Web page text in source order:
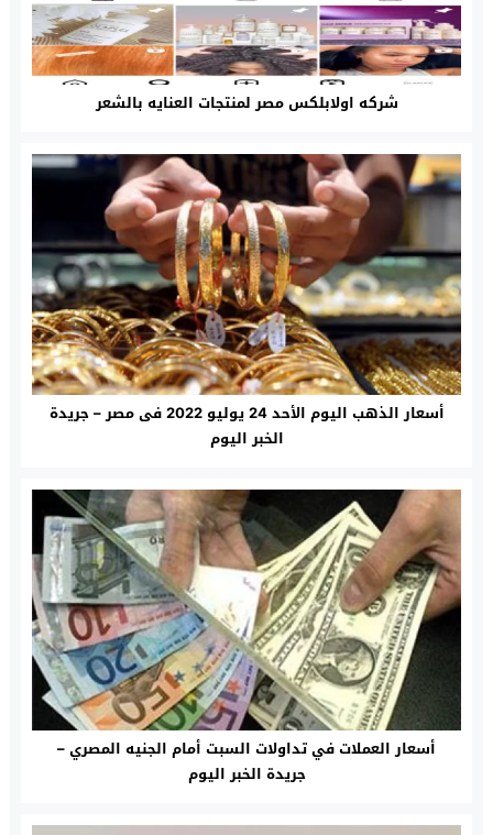
شركه اولابلكس مصر لمنتجات العنايه بالشعر
أسعار الذهب اليوم الأحد 24 يوليو 2022 فى مصر – جريدة
الخبر اليوم
أسعار العملات في تداولات السبت أمام الجنيه المصري –
جريدة الخبر اليوم